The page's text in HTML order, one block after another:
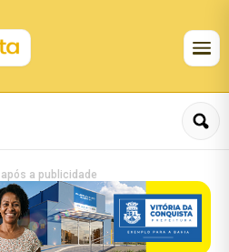
a publicidade